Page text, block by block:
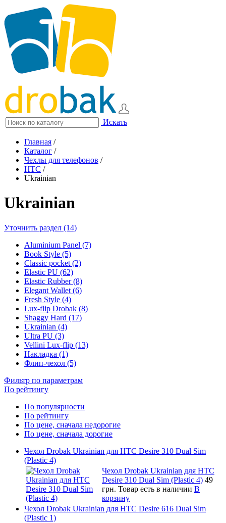
Искать
Главная /
Каталог /
Чехлы для телефонов /
HTC /
Ukrainian
Ukrainian
Уточнить раздел (14)
Aluminium Panel (7)
Book Style (5)
Classic pocket (2)
Elastic PU (62)
Elastic Rubber (8)
Elegant Wallet (6)
Fresh Style (4)
Lux-flip Drobak (8)
Shaggy Hard (17)
Ukrainian (4)
Ultra PU (3)
Vellini Lux-flip (13)
Накладка (1)
Флип-чехол (5)
Фильтр по параметрам
По рейтингу
По популярности
По рейтингу
По цене, сначала недорогие
По цене, сначала дорогие
Чехол Drobak Ukrainian для HTC Desire 310 Dual Sim
(Plastic 4)
Чехол Drobak Ukrainian для HTC
Desire 310 Dual Sim (Plastic 4) 49
грн. Товар есть в наличии В
корзину
Чехол Drobak Ukrainian для HTC Desire 616 Dual Sim
(Plastic 1)